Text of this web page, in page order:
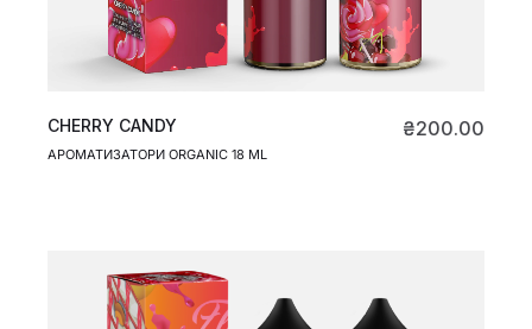
CHERRY CANDY
АРОМАТИЗАТОРИ ORGANIC 18 ML
₴200.00